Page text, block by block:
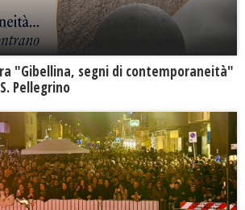
"Gibellina, segni di contemporaneità"
Pellegrino